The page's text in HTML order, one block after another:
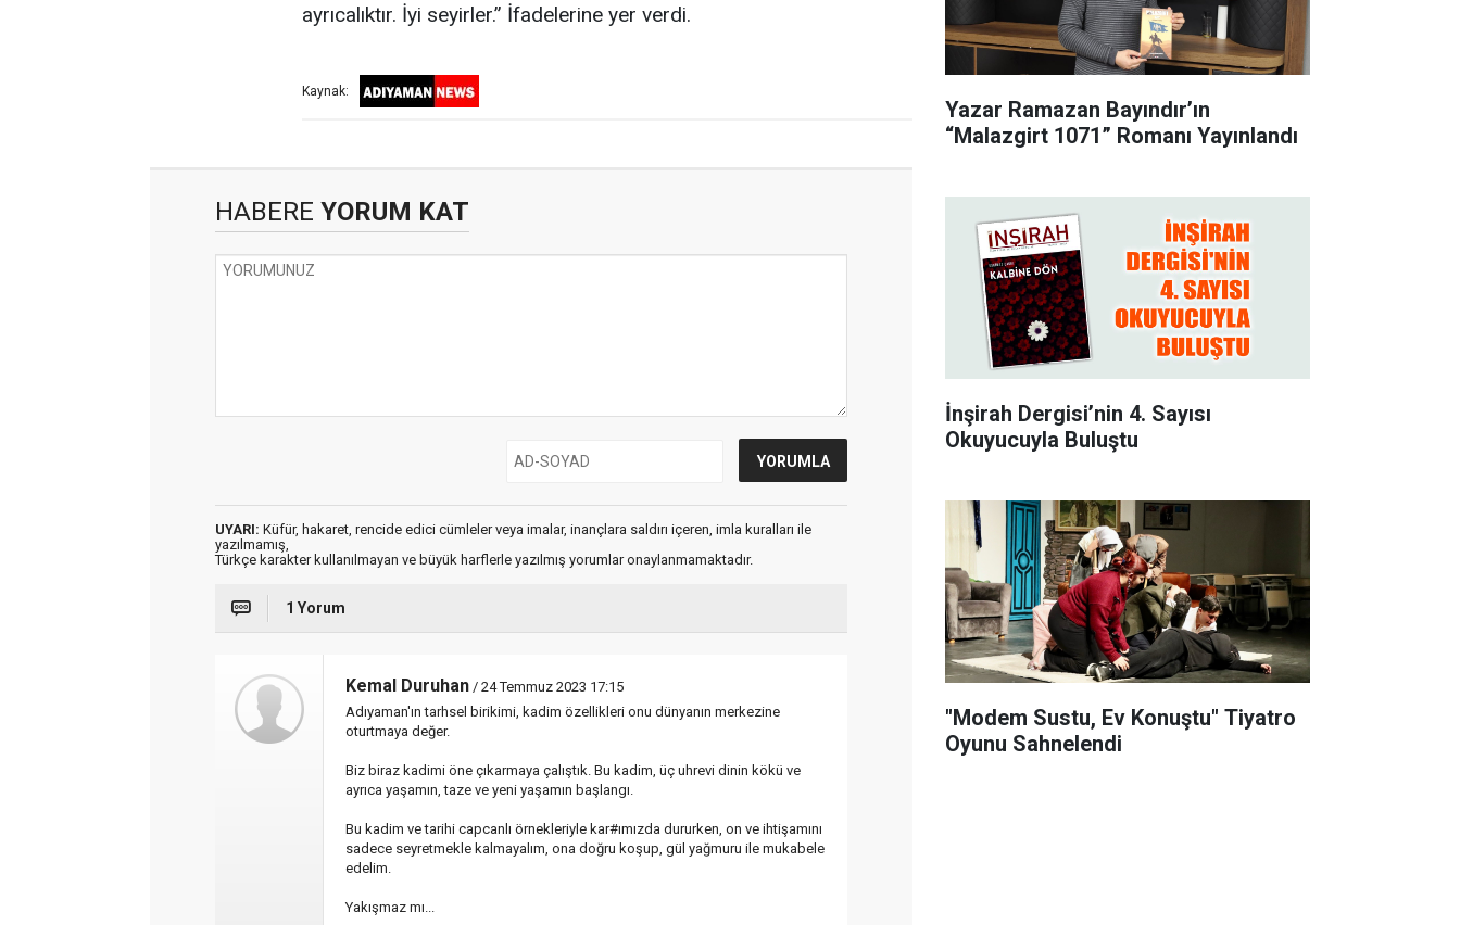
ayrıcalıktır. İyi seyirler.” İfadelerine yer verdi.
Kaynak:
HABERE YORUM KAT
UYARI: Küfür, hakaret, rencide edici cümleler veya imalar, inançlara saldırı içeren, imla kuralları ile
yazılmamış,
Türkçe karakter kullanılmayan ve büyük harflerle yazılmış yorumlar onaylanmamaktadır.
1 Yorum
Kemal Duruhan / 24 Temmuz 2023 17:15
Adıyaman'ın tarhsel birikimi, kadim özellikleri onu dünyanın merkezine
oturtmaya değer.
Biz biraz kadimi öne çıkarmaya çalıştık. Bu kadim, üç uhrevi dinin kökü ve
ayrıca yaşamın, taze ve yeni yaşamın başlangı.
Bu kadim ve tarihi capcanlı örnekleriyle kar#ımızda dururken, on ve ihtişamını
sadece seyretmekle kalmayalım, ona doğru koşup, gül yağmuru ile mukabele
edelim.
Yakışmaz mı...
Yazar Ramazan Bayındır’ın
“Malazgirt 1071” Romanı Yayınlandı
İnşirah Dergisi’nin 4. Sayısı
Okuyucuyla Buluştu
"Modem Sustu, Ev Konuştu" Tiyatro
Oyunu Sahnelendi